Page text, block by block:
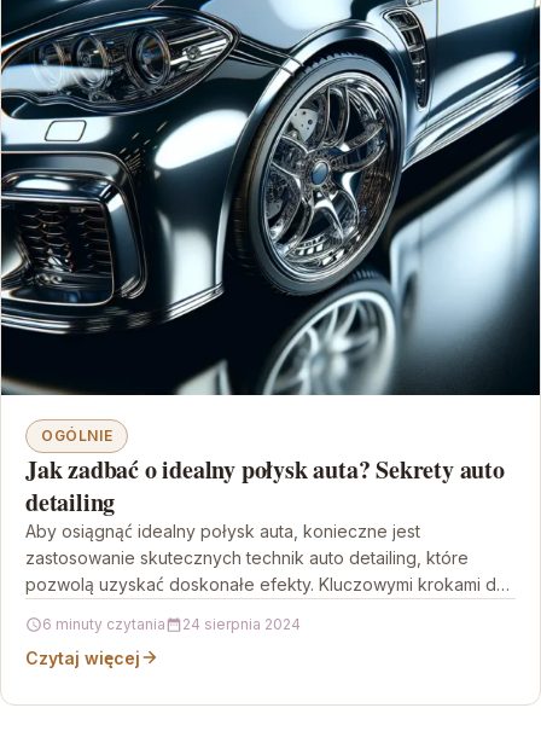
OGÓLNIE
Jak zadbać o idealny połysk auta? Sekrety auto
detailing
Aby osiągnąć idealny połysk auta, konieczne jest
zastosowanie skutecznych technik auto detailing, które
pozwolą uzyskać doskonałe efekty. Kluczowymi krokami do
6 minuty czytania 24 sierpnia 2024
Czytaj więcej